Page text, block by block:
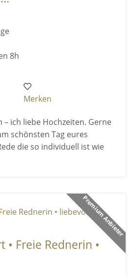
8h
Merken
– ich liebe Hochzeiten. Gerne
schönsten Tag eures
die so individuell ist wie
Premium Anbieter
• Freie Rednerin •